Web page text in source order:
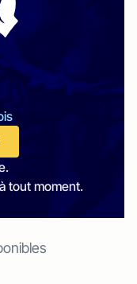
tout moment.